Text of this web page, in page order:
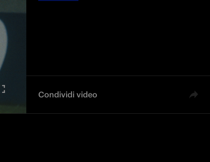
Condividi video